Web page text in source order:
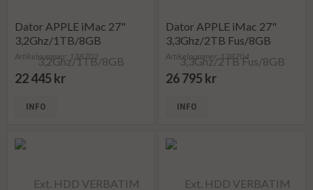
Dator APPLE iMac 27"
3,2Ghz/1TB/8GB
Artikelnummer: 138702
22 445 kr
INFO
Dator APPLE iMac 27"
3,3Ghz/2TB Fus/8GB
Artikelnummer: 138704
26 795 kr
INFO